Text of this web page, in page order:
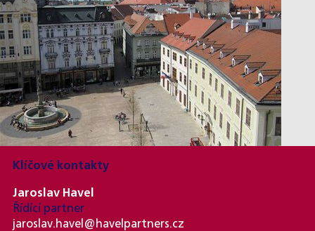
Klíčové kontakty
Jaroslav Havel
Řídící partner
jaroslav.havel@havelpartners.cz